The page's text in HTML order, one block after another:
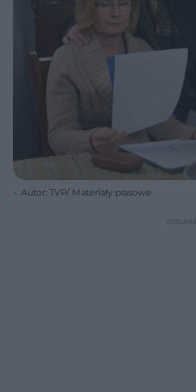
Autor: TVP/ Materiały prasowe